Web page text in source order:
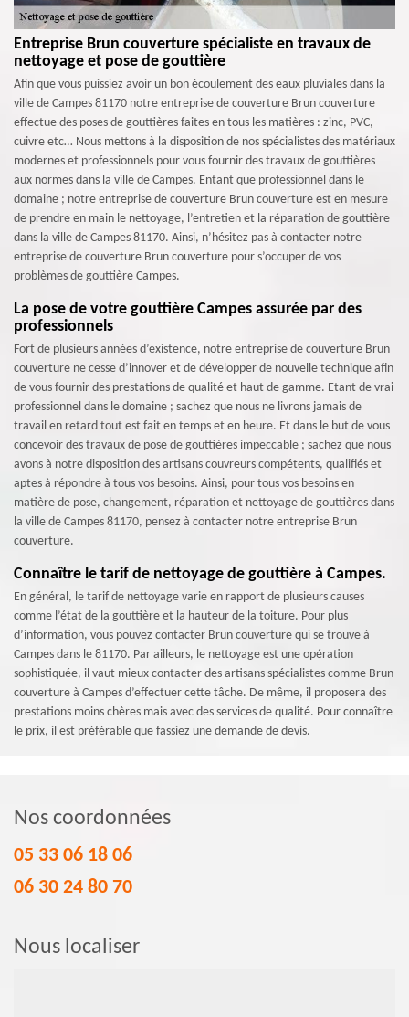
Entreprise Brun couverture spécialiste en travaux de
nettoyage et pose de gouttière
Afin que vous puissiez avoir un bon écoulement des eaux pluviales dans la
ville de Campes 81170 notre entreprise de couverture Brun couverture
effectue des poses de gouttières faites en tous les matières : zinc, PVC,
cuivre etc… Nous mettons à la disposition de nos spécialistes des matériaux
modernes et professionnels pour vous fournir des travaux de gouttières
aux normes dans la ville de Campes. Entant que professionnel dans le
domaine ; notre entreprise de couverture Brun couverture est en mesure
de prendre en main le nettoyage, l’entretien et la réparation de gouttière
dans la ville de Campes 81170. Ainsi, n’hésitez pas à contacter notre
entreprise de couverture Brun couverture pour s’occuper de vos
problèmes de gouttière Campes.
La pose de votre gouttière Campes assurée par des
professionnels
Fort de plusieurs années d’existence, notre entreprise de couverture Brun
couverture ne cesse d’innover et de développer de nouvelle technique afin
de vous fournir des prestations de qualité et haut de gamme. Etant de vrai
professionnel dans le domaine ; sachez que nous ne livrons jamais de
travail en retard tout est fait en temps et en heure. Et dans le but de vous
concevoir des travaux de pose de gouttières impeccable ; sachez que nous
avons à notre disposition des artisans couvreurs compétents, qualifiés et
aptes à répondre à tous vos besoins. Ainsi, pour tous vos besoins en
matière de pose, changement, réparation et nettoyage de gouttières dans
la ville de Campes 81170, pensez à contacter notre entreprise Brun
couverture.
Connaître le tarif de nettoyage de gouttière à Campes.
En général, le tarif de nettoyage varie en rapport de plusieurs causes
comme l’état de la gouttière et la hauteur de la toiture. Pour plus
d’information, vous pouvez contacter Brun couverture qui se trouve à
Campes dans le 81170. Par ailleurs, le nettoyage est une opération
sophistiquée, il vaut mieux contacter des artisans spécialistes comme Brun
couverture à Campes d’effectuer cette tâche. De même, il proposera des
prestations moins chères mais avec des services de qualité. Pour connaître
le prix, il est préférable que fassiez une demande de devis.
Nos coordonnées
05 33 06 18 06
06 30 24 80 70
Nous localiser